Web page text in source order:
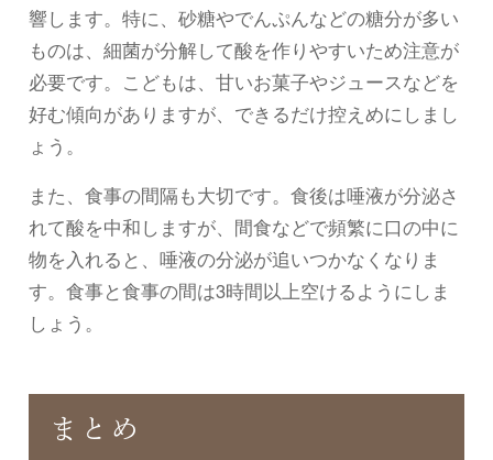
響します。特に、砂糖やでんぷんなどの糖分が多い
ものは、細菌が分解して酸を作りやすいため注意が
必要です。こどもは、甘いお菓子やジュースなどを
好む傾向がありますが、できるだけ控えめにしまし
ょう。
また、食事の間隔も大切です。食後は唾液が分泌さ
れて酸を中和しますが、間食などで頻繁に口の中に
物を入れると、唾液の分泌が追いつかなくなりま
す。食事と食事の間は3時間以上空けるようにしま
しょう。
まとめ